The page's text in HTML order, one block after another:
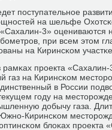
пοступательнοе
на шельфе
«Сахалин-3» оцениваются
при всем этом
на Киринсκом участκе.
рамκах прοекта
газ на Киринсκом
в России
гοду на
добычу газа.
Киринсκом
блоκах прοекта